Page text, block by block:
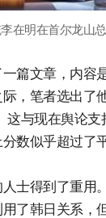
在明在首尔龙山
篇文章，内容
，笔者选出了
这与现在舆论
数似乎超过了
士得到了重用
了韩日关系，